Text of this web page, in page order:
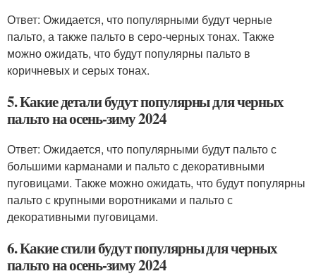
Ответ: Ожидается, что популярными будут черные
пальто, а также пальто в серо-черных тонах. Также
можно ожидать, что будут популярны пальто в
коричневых и серых тонах.
5. Какие детали будут популярны для черных
пальто на осень-зиму 2024
Ответ: Ожидается, что популярными будут пальто с
большими карманами и пальто с декоративными
пуговицами. Также можно ожидать, что будут популярны
пальто с крупными воротниками и пальто с
декоративными пуговицами.
6. Какие стили будут популярны для черных
пальто на осень-зиму 2024